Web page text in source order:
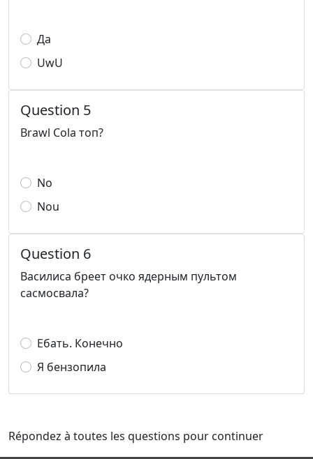
Да
UwU
Question 5
Brawl Cola топ?
No
Nou
Question 6
Василиса бреет очко ядерным пультом
сасмосвала?
Ебать. Конечно
Я бензопила
Répondez à toutes les questions pour continuer